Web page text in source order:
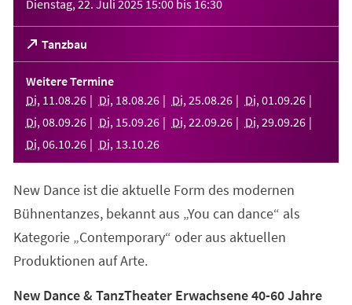
Dienstag, 22. Juli 2025 15:00 bis 16:30
Tanzbau
(Öffnet
in
einem
neuen
Tab)
Weitere Termine
Di, 11 .08.26 Di, 18.08.26 Di, 25.08.26 Di, 01 .09.26
Di, 08.09.26 Di, 15.09.26 Di, 22.09.26 Di, 29.09.26
Di, 06.10.26 Di, 13.10.26
New Dance ist die aktuelle Form des modernen
Bühnentanzes, bekannt aus „You can dance“ als
Kategorie „Contemporary“ oder aus aktuellen
Produktionen auf Arte.
New Dance & TanzTheater Erwachsene 40-60 Jahre